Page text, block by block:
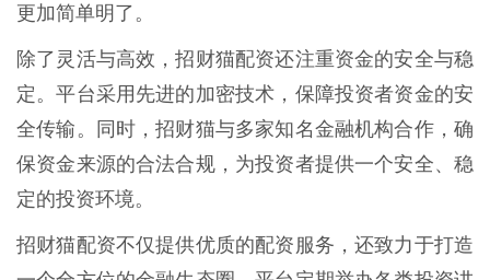
更加简单明了。
除了灵活与高效，招财猫配资还注重资金的安全与稳
定。平台采用先进的加密技术，保障投资者资金的安
全传输。同时，招财猫与多家知名金融机构合作，确
保资金来源的合法合规，为投资者提供一个安全、稳
定的投资环境。
招财猫配资不仅提供优质的配资服务，还致力于打造